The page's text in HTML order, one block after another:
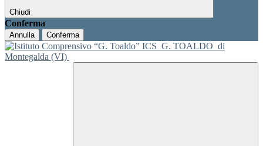
Chiudi
Conferma
Annulla Conferma
ICS G. TOALDO di
Montegalda (VI)